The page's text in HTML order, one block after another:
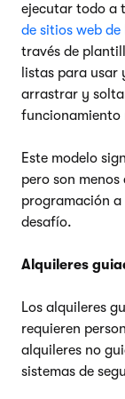
ejecutar todo a
de sitios web de
través de
listas para usar
arrastrar y
funcionamiento
Este modelo
pero son
programación a
desafío.
Alquileres
Los alquileres
requieren
alquileres no
sistemas de